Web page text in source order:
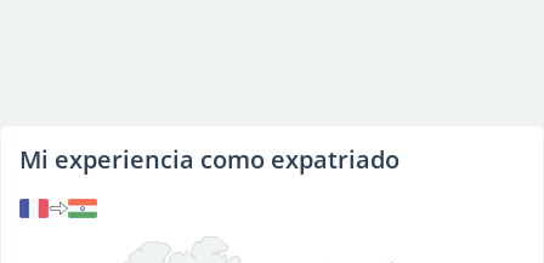
Mi experiencia como expatriado